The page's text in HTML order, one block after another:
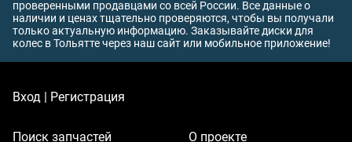
проверенными продавцами со всей России. Все данные о
наличии и ценах тщательно проверяются, чтобы вы получали
только актуальную информацию. Заказывайте диски для
колес в Тольятте через наш сайт или мобильное приложение!
Вход | Регистрация
Поиск запчастей О проекте